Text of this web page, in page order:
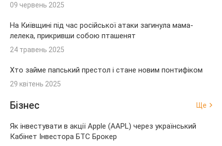
09 червень 2025
На Київщині під час російської атаки загинула мама-
лелека, прикривши собою пташенят
24 травень 2025
Хто займе папський престол і стане новим понтифіком
29 квітень 2025
Бізнес Ще
Як інвестувати в акції Apple (AAPL) через український
Кабінет Інвестора БТС Брокер